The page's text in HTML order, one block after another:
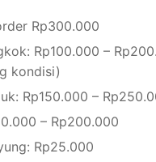
Rp300.000
Rp100.000 –
kondisi)
Rp150.000 –
– Rp200.000
Rp25.000